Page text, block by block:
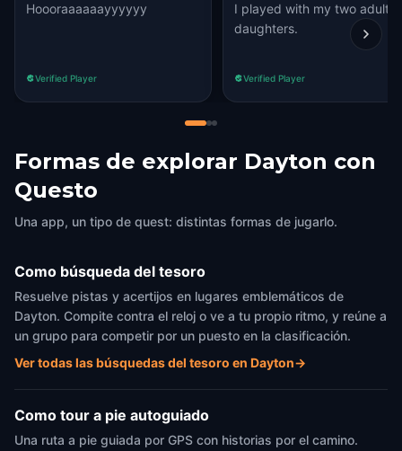
Hoooraaaaaayyyyyy
Verified Player
I played with my two adult
daughters.
Verified Player
Formas de explorar Dayton con
Questo
Una app, un tipo de quest: distintas formas de jugarlo.
Como búsqueda del tesoro
Resuelve pistas y acertijos en lugares emblemáticos de
Dayton. Compite contra el reloj o ve a tu propio ritmo, y reúne a
un grupo para competir por un puesto en la clasificación.
Ver todas las búsquedas del tesoro en Dayton→
Como tour a pie autoguiado
Una ruta a pie guiada por GPS con historias por el camino.